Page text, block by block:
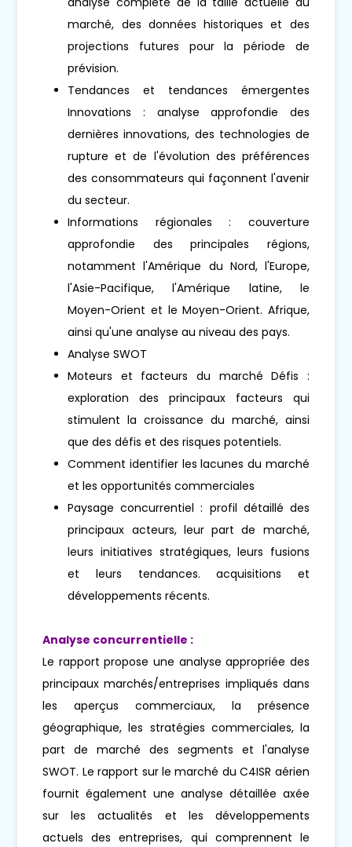
marché, des données historiques et des
projections futures pour la période de
prévision.
Tendances et tendances émergentes
Innovations : analyse approfondie des
dernières innovations, des technologies de
rupture et de l'évolution des préférences
des consommateurs qui façonnent l'avenir
du secteur.
Informations régionales : couverture
approfondie des principales régions,
notamment l'Amérique du Nord, l'Europe,
l'Asie-Pacifique, l'Amérique latine, le
Moyen-Orient et le Moyen-Orient. Afrique,
ainsi qu'une analyse au niveau des pays.
Analyse SWOT
Moteurs et facteurs du marché Défis :
exploration des principaux facteurs qui
stimulent la croissance du marché, ainsi
que des défis et des risques potentiels.
Comment identifier les lacunes du marché
et les opportunités commerciales
Paysage concurrentiel : profil détaillé des
principaux acteurs, leur part de marché,
leurs initiatives stratégiques, leurs fusions
et leurs tendances. acquisitions et
développements récents.
Analyse concurrentielle :
Le rapport propose une analyse appropriée des
principaux marchés/entreprises impliqués dans
les aperçus commerciaux, la présence
géographique, les stratégies commerciales, la
part de marché des segments et l'analyse
SWOT. Le rapport sur le marché du C4ISR aérien
fournit également une analyse détaillée axée
sur les actualités et les développements
actuels des entreprises, qui comprennent le